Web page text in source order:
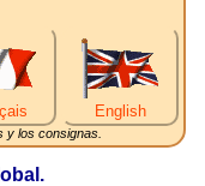
English
y los consignas.